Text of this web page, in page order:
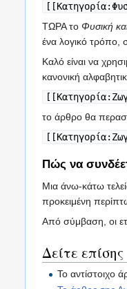
ΤΩΡΑ το Φυσική
ένα λογικό τρόπο,
Καλό είναι να
κανονική
το άρθρο θα
Πώς να
Μια άνω-κάτω
προκειμένη
Από σύμβαση, οι
Δείτε επίσης
Το αντίστοιχο